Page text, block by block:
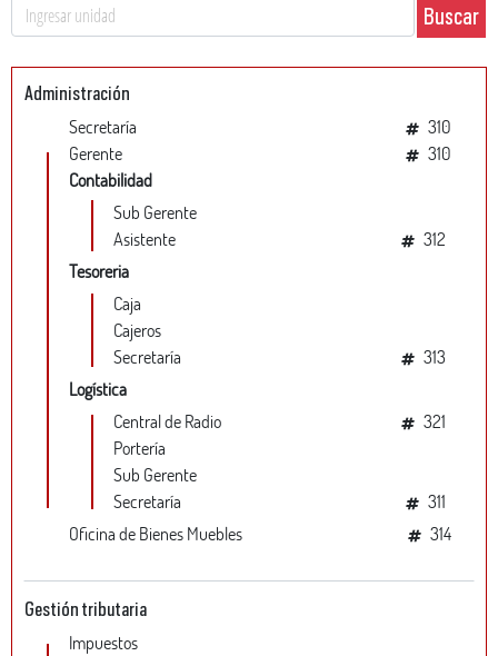
Buscar
Administración
Secretaría
310
Gerente
310
Contabilidad
Sub Gerente
Asistente
312
Tesoreria
Caja
Cajeros
Secretaría
313
Logística
Central de Radio
321
Portería
Sub Gerente
Secretaría
311
Oficina de Bienes Muebles
314
Gestión tributaria
Impuestos